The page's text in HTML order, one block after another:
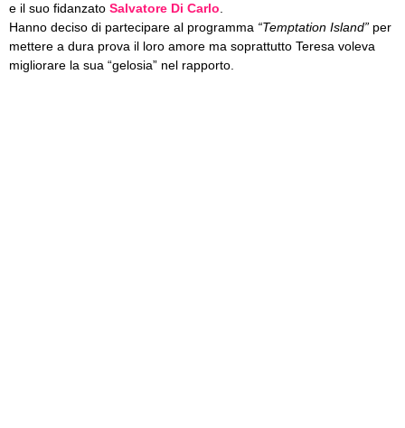
e il suo fidanzato Salvatore Di Carlo
Hanno deciso di partecipare al programma “Temptation Island” per
mettere a dura prova il loro amore ma soprattutto Teresa voleva
migliorare la sua “gelosia” nel rapporto.